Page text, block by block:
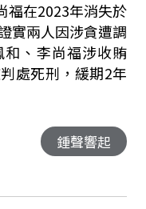
福在2023年消失於
實兩人因涉貪遭調
、李尚福涉收賄
處死刑，緩期2年
鍾聲響起